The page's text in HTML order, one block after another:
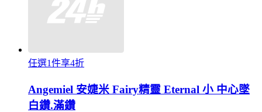
任選1件享4折
Angemiel 安婕米 Fairy精靈 Eternal 小 中心墜
白鑽.滿鑽